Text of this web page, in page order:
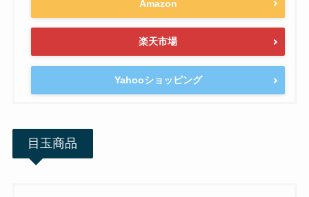
Amazon
楽天市場
Yahooショッピング
目玉商品